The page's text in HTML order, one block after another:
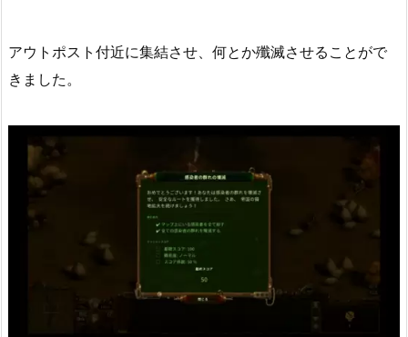
アウトポスト付近に集結させ、何とか殲滅させることがで
きました。